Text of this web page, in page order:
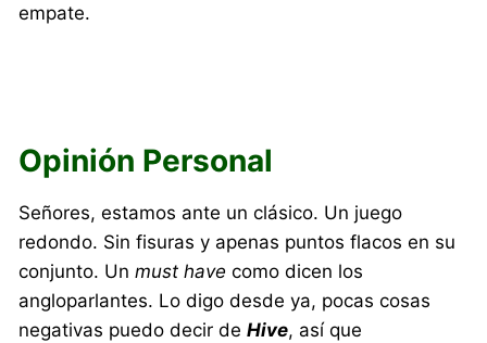
empate.
Opinión Personal
Señores, estamos ante un clásico. Un juego
redondo. Sin fisuras y apenas puntos flacos en su
conjunto. Unmust have como dicen los
angloparlantes. Lo digo desde ya, pocas cosas
negativas puedo decir deHive, así que